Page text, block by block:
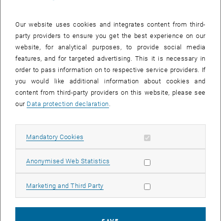
der Lehrenden aufgegriffen und eine Reihe von
Zusatzfunktionalitäten in TUWEL (basierend auf der Lernsoftware
Moodle) umgesetzt. Außerdem realisieren wir während der
Sommerferien den Release-Wechsel auf die Version 1.8.
Gemeinsam mit unserem Partner von der Universität für
Bodenkultur DI Claus-Rainer Michalek, gestalten wir deshalb den
nächsten E-Learning Impuls rund um die Neuerungen von
zukünftige Entwicklungen.
: Vortragsraum der Bibliothek der TU Wien, Resselg. 4 , 5. Stock
Our website uses cookies and integrates content from third-
party providers to ensure you get the best experience on our
website, for analytical purposes, to provide social media
features, and for targeted advertising. This it is necessary in
order to pass information on to respective service providers. If
you would like additional information about cookies and
content from third-party providers on this website, please see
our Data protection declaration.
Mandatory Cookies Allow mandatory cookies
Anonymised Web Statistics Allow statistic cookies
Marketing and Third Party Allow marketing cookies